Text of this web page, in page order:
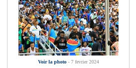
Voir la photo - 7 fevrier 2024